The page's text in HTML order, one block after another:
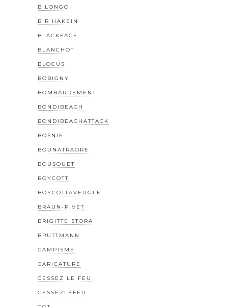
BILONGO
BIR HAKEIN
BLACKFACE
BLANCHOT
BLOCUS
BOBIGNY
BOMBARDEMENT
BONDIBEACH
BONDIBEACHATTACK
BOSNIE
BOUNATRAORE
BOUSQUET
BOYCOTT
BOYCOTTAVEUGLE
BRAUN-PIVET
BRIGITTE STORA
BRUTTMANN
CAMPISME
CARICATURE
CESSEZ LE FEU
CESSEZLEFEU